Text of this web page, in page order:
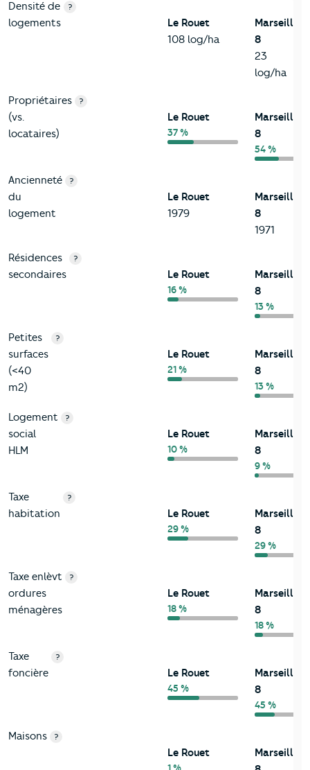
1-Immobilier
Critères Le Rouet
Densité de
logements
?
Le Rouet
108 log/ha
Marseille
8
23
log/ha
Propriétaires
(vs.
locataires)
?
Le Rouet
37 %
Marseille
8
54 %
Ancienneté
du
logement
?
Le Rouet
1979
Marseille
8
1971
Résidences
secondaires
?
Le Rouet
16 %
Marseille
8
13 %
Petites
surfaces
(<40
m2)
?
Le Rouet
21 %
Marseille
8
13 %
Logement
social
HLM
?
Le Rouet
10 %
Marseille
8
9 %
Taxe
habitation
?
Le Rouet
29 %
Marseille
8
29 %
Taxe enlèvt
ordures
ménagères
?
Le Rouet
18 %
Marseille
8
18 %
Taxe
foncière
?
Le Rouet
45 %
Marseille
8
45 %
Maisons ?
Le Rouet
Marseille